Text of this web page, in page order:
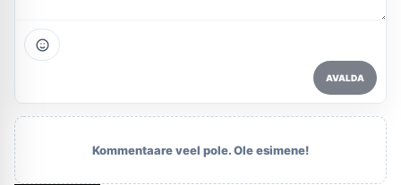
AVALDA
Kommentaare veel pole. Ole esimene!